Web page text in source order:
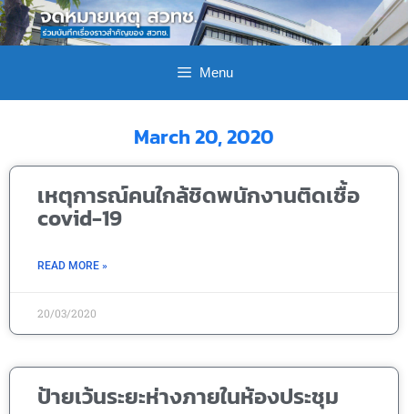
Menu
March 20, 2020
เหตุการณ์คนใกล้ชิดพนักงานติดเชื้อ
covid-19
READ MORE »
20/03/2020
ป้ายเว้นระยะห่างภายในห้องประชุม